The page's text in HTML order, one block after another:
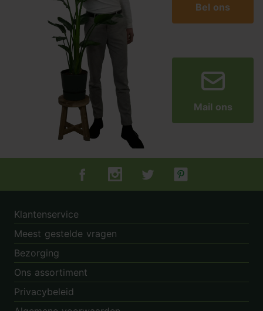
Bel ons
Mail ons
Tuincentrum.nl op Facebook
Tuincentrum.nl op Instagram
Tuincentrum.nl op Twitter
Tuincentrum.nl op
Klantenservice
Meest gestelde vragen
Bezorging
Ons assortiment
Privacybeleid